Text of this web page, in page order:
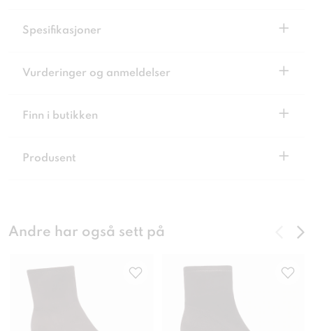
Spesifikasjoner +
Vurderinger og anmeldelser +
Finn i butikken +
Produsent +
Andre har også sett på